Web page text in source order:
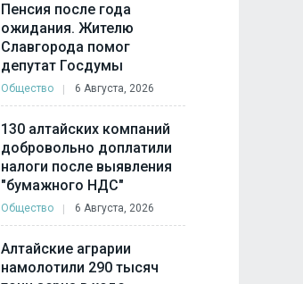
Пенсия после года
ожидания. Жителю
Славгорода помог
депутат Госдумы
Общество 6 Августа, 2026
130 алтайских компаний
добровольно доплатили
налоги после выявления
"бумажного НДС"
Общество 6 Августа, 2026
Алтайские аграрии
намолотили 290 тысяч